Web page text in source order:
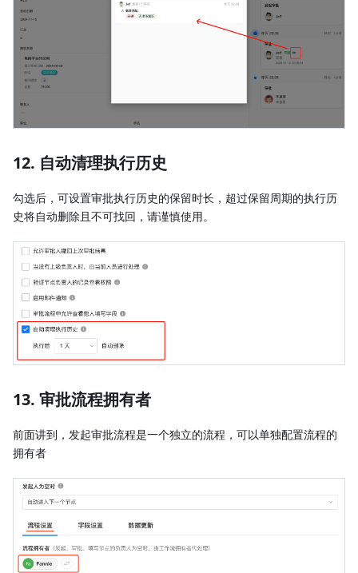
12. 自动清理执行历史
勾选后，可设置审批执行历史的保留时长，超过保留周期的执行历
史将自动删除且不可找回，请谨慎使用。
13. 审批流程拥有者
前面讲到，发起审批流程是一个独立的流程，可以单独配置流程的
拥有者